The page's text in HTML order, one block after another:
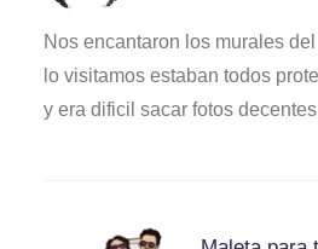
Nos encantaron los murales
lo visitamos estaban todos
y era dificil sacar fotos decentes